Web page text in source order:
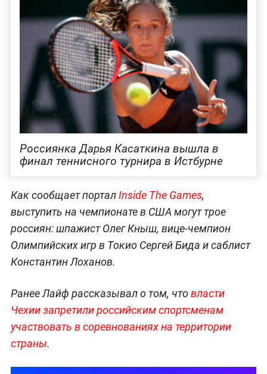
Россиянка Дарья Касаткина вышла в
финал теннисного турнира в Истбурне
Как сообщает порталInside The Games,
выступить на чемпионате в США могут трое
россиян: шпажист Олег Кныш, вице-чемпион
Олимпийских игр в Токио Сергей Бида и саблист
Константин Лоханов.
Ранее Лайф рассказывал о том, чтовласти
Чехии запретили российским спортсменам
участвовать в соревнованиях на территории
страны.